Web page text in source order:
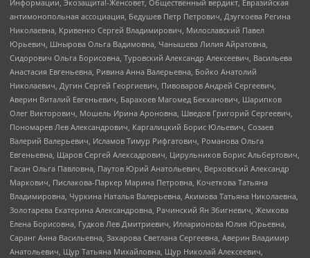
Информации, Экозащита!-Женсовет, Общественный вердикт, Евразийская
антимонопольная ассоциация, Бедушев Петр Петрович, Дзугкоева Регина
Николаевна, Кривенко Сергей Владимирович, Милославский Павел
Юрьевич, Шнырова Ольга Вадимовна, Чанышева Лилия Айратовна,
Сидорович Ольга Борисовна, Туровский Александр Алексеевич, Васильева
Анастасия Евгеньевна, Ривина Анна Валерьевна, Бойко Анатолий
Николаевич, Дугин Сергей Георгиевич, Пивоваров Андрей Сергеевич,
Аверин Виталий Евгеньевич, Барахоев Магомед Бекханович, Шарипков
Олег Викторович, Мошель Ирина Ароновна, Шведов Григорий Сергеевич,
Пономарев Лев Александрович, Каргалицкий Борис Юльевич, Созаев
Валерий Валерьевич, Исламов Тимур Рифгатович, Романова Ольга
Евгеньевна, Щаров Сергей Алексадрович, Цирульников Борис Альбертович,
Гасан Ольга Павловна, Паутов Юрий Анатольевич, Верховский Александр
Маркович, Пислакова-Паркер Марина Петровна, Кочеткова Татьяна
Владимировна, Чуркина Наталья Валерьевна, Акимова Татьяна Николаевна,
Золотарева Екатерина Александровна, Рачинский Ян Збигневич, Жемкова
Елена Борисовна, Гудков Лев Дмитриевич, Илларионова Юлия Юрьевна,
Саранг Анна Васильевна, Захарова Светлана Сергеевна, Аверин Владимир
Анатольевич, Щур Татьяна Михайловна, Щур Николай Алексеевич,